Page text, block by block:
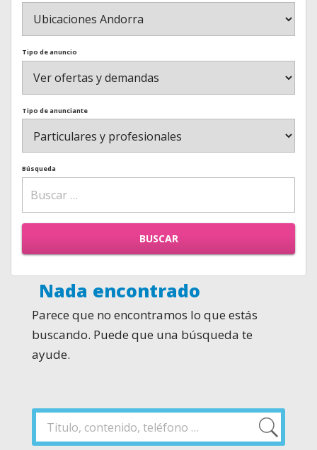
Tipo de anuncio
Tipo de anunciante
Búsqueda
BUSCAR
Nada encontrado
Parece que no encontramos lo que estás
buscando. Puede que una búsqueda te
ayude.
Buscar
Buscar